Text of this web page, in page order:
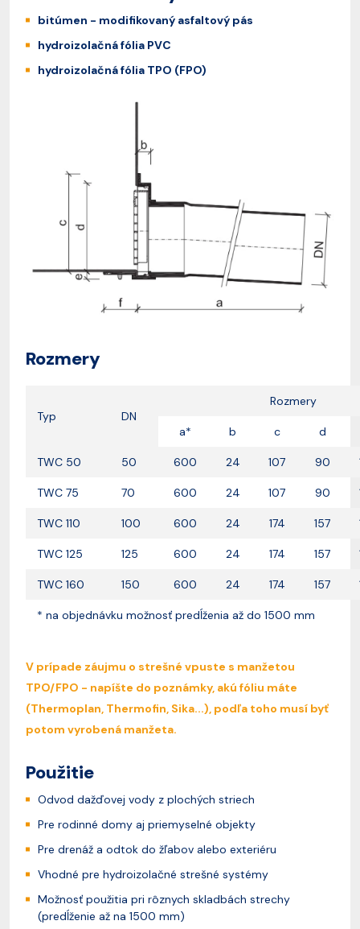
bitúmen - modifikovaný asfaltový pás
hydroizolačná fólia PVC
hydroizolačná fólia TPO (FPO)
Rozmery
Typ DN
Rozmery
a* b c d
TWC 50 50 600 24 107 90
TWC 75 70 600 24 107 90
TWC 110 100 600 24 174 157
TWC 125 125 600 24 174 157
TWC 160 150 600 24 174 157
* na objednávku možnosť predĺženia až do 1500 mm
V prípade záujmu o strešné vpuste s manžetou
TPO/FPO - napíšte do poznámky, akú fóliu máte
(Thermoplan, Thermofin, Sika...), podľa toho musí byť
potom vyrobená manžeta.
Použitie
Odvod dažďovej vody z plochých striech
Pre rodinné domy aj priemyselné objekty
Pre drenáž a odtok do žľabov alebo exteriéru
Vhodné pre hydroizolačné strešné systémy
Možnosť použitia pri rôznych skladbách strechy
(predĺženie až na 1500 mm)